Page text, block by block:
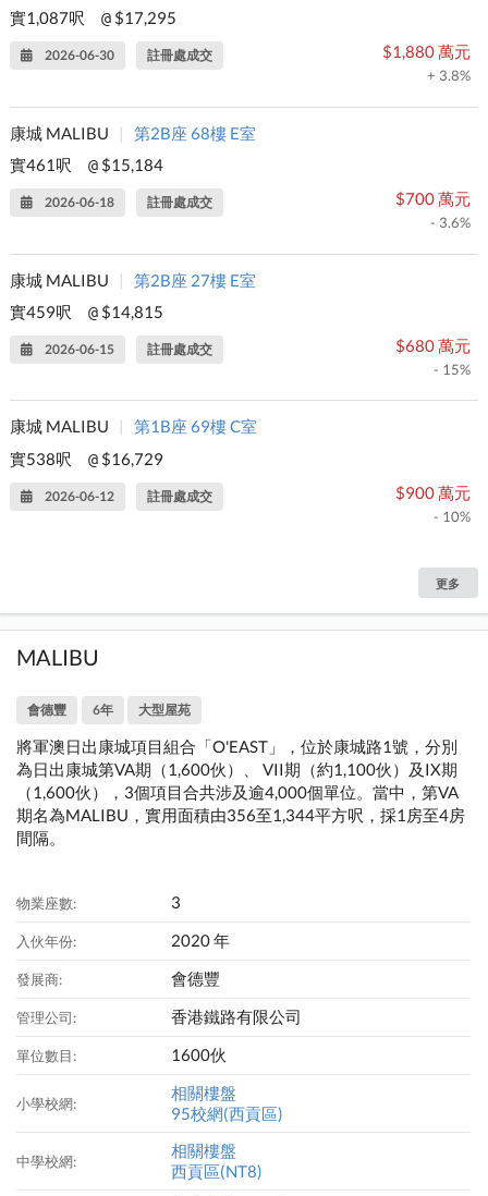
實1,087呎 @ $17,295
2026-06-30 註冊處成交 $1,880 萬元
+ 3.8%
康城 MALIBU |
第2B座 68樓 E室
實461呎
@ $15,184
2026-06-18 註冊處成交 $700 萬元
- 3.6%
康城 MALIBU |
第2B座 27樓 E室
實459呎
@ $14,815
2026-06-15 註冊處成交 $680 萬元
- 15%
康城 MALIBU
第1B座 69樓 C室
實538呎
@ $16,729
2026-06-12 註冊處成交 $900 萬元
- 10%
更多
MALIBU
會德豐 6年 大型屋苑
將軍澳日出康城項目組合「O'EAST」，位於康城路1號，分別
為日出康城第VA期（1,600伙）、 VII期（約1,100伙）及IX期
（1,600伙），3個項目合共涉及逾4,000個單位。當中，第VA
期名為MALIBU，實用面積由356至1,344平方呎，採1房至4房
間隔。
物業座數: 3
入伙年份: 2020 年
發展商: 會德豐
管理公司: 香港鐵路有限公司
單位數目: 1600伙
小學校網:
相關樓盤
95校網(西貢區)
中學校網:
相關樓盤
西貢區(NT8)